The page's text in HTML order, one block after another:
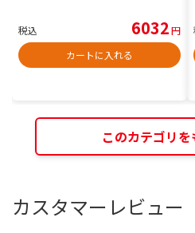
税込 6032円
カートに入れる
このカテゴリ
カスタマーレビュー